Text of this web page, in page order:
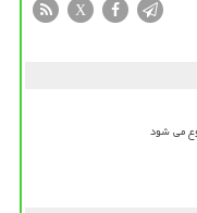
X